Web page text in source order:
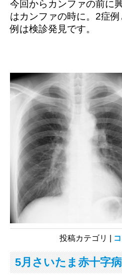
今回からカンファの前に
はカンファの時に。2症
例は検診発見です。
投稿カテゴリ |
5月さいたま赤十字